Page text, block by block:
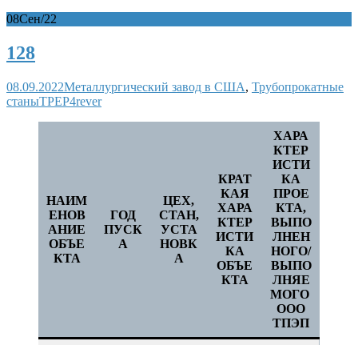
08Сен/22
128
08.09.2022Металлургический завод в США, Трубопрокатные
станыTPEP4rever
НАИМ
ЕНОВ
АНИЕ
ОБЪЕ
КТА
ГОД
ПУСК
А
ЦЕХ,
СТАН,
УСТА
НОВК
А
КРАТ
КАЯ
ХАРА
КТЕР
ИСТИ
КА
ОБЪЕ
КТА
ХАРА
КТЕР
ИСТИ
КА
ПРОЕ
КТА,
ВЫПО
ЛНЕН
НОГО/
ВЫПО
ЛНЯЕ
МОГО
ООО
ТПЭП